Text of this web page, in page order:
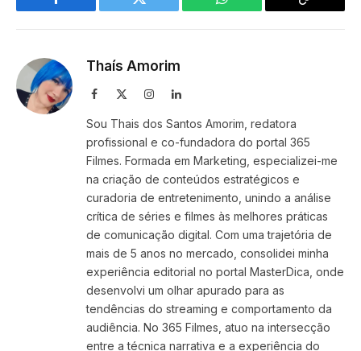
Facebook Twitter WhatsApp
Copy
Thaís Amorim
Facebook InstagramLinkedIn
Sou Thais dos Santos Amorim, redatora
profissional e co-fundadora do portal 365
Filmes. Formada em Marketing, especializei-me
na criação de conteúdos estratégicos e
curadoria de entretenimento, unindo a análise
crítica de séries e filmes às melhores práticas
de comunicação digital. Com uma trajetória de
mais de 5 anos no mercado, consolidei minha
experiência editorial no portal MasterDica, onde
desenvolvi um olhar apurado para as
tendências do streaming e comportamento da
audiência. No 365 Filmes, atuo na intersecção
entre a técnica narrativa e a experiência do